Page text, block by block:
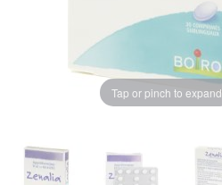
Tap or pinch to expand